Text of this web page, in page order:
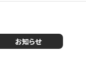
お知らせ